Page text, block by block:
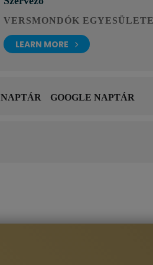
VERSMONDÓK
LEARN MORE
NAPTÁR GOOGLE NAPTÁR